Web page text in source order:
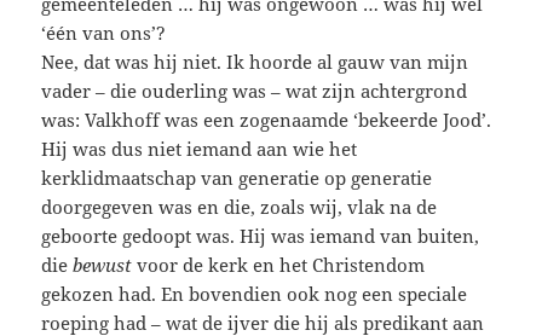
‘één van ons’?
Nee, dat was hij niet. Ik hoorde al gauw van mijn
vader – die ouderling was – wat zijn achtergrond
was: Valkhoff was een zogenaamde ‘bekeerde Jood’.
Hij was dus niet iemand aan wie het
kerklidmaatschap van generatie op generatie
doorgegeven was en die, zoals wij, vlak na de
geboorte gedoopt was. Hij was iemand van buiten,
diebewust voor de kerk en het Christendom
gekozen had. En bovendien ook nog een speciale
roeping had – wat de ijver die hij als predikant aan